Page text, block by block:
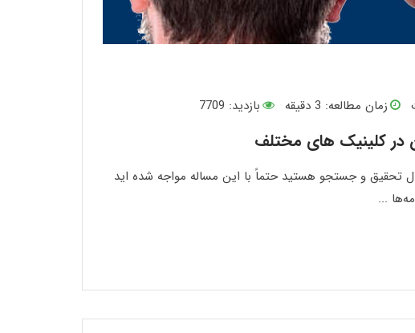
زمان مطالعه: 3 دقیقه بازدید: 7709
کلینیک های مختلف
تحقیق و جستجو هستید حتماً با این مساله مواجه شده اید
...